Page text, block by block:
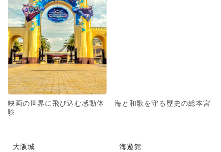
映画の世界に飛び込む感動体
験
海と和歌を守る歴史の総本宮
大阪城 海遊館